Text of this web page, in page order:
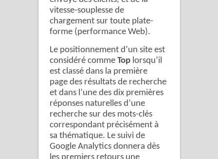
vitesse-souplesse de
chargement sur toute plate-
forme (performance Web).
Le positionnement d’un site est
considéré comme Top lorsqu’il
est classé dans la première
page des résultats de recherche
et dans l’une des dix premières
réponses naturelles d’une
recherche sur des mots-clés
correspondant précisément à
sa thématique. Le suivi de
Google Analytics donnera dès